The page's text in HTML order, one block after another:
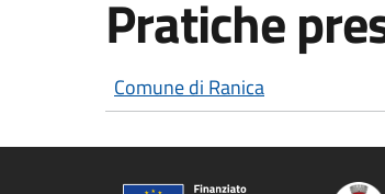
Pratiche
Comune di Ranica